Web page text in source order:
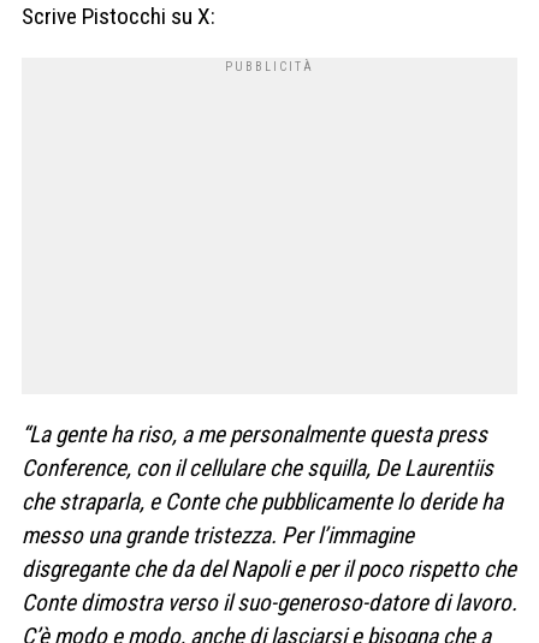
Scrive Pistocchi su X:
“La gente ha riso, a me personalmente questa press
Conference, con il cellulare che squilla, De Laurentiis
che straparla, e Conte che pubblicamente lo deride ha
messo una grande tristezza. Per l’immagine
disgregante che da del Napoli e per il poco rispetto che
Conte dimostra verso il suo-generoso-datore di lavoro.
C’è modo e modo, anche di lasciarsi e bisogna che a